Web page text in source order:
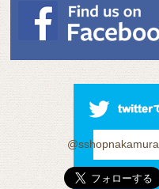
@sshopnakamura